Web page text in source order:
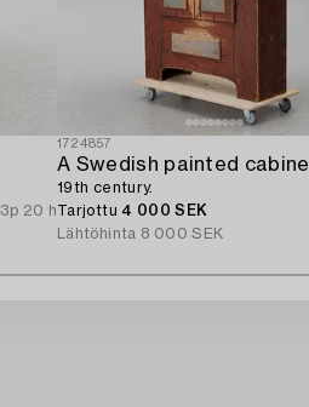
3p 20 h
1724857
A Swedish painted
19th century.
Tarjottu 4 000 SEK
Lähtöhinta 8 000 SEK